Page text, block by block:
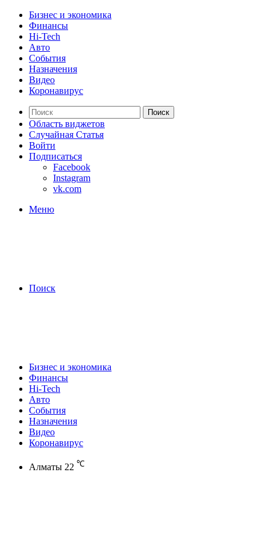
Бизнес и экономика
Финансы
Hi-Tech
Авто
События
Назначения
Видео
Коронавирус
Поиск
Область виджетов
Случайная Статья
Войти
Подписаться
Facebook
Instagram
vk.com
Меню
Поиск
Бизнес и экономика
Финансы
Hi-Tech
Авто
События
Назначения
Видео
Коронавирус
Алматы 22 ℃